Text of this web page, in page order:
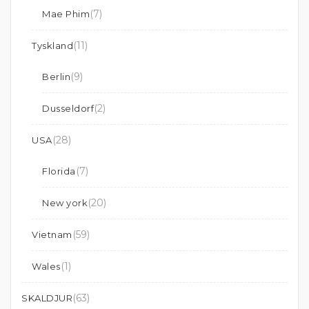
Mae Phim(7)
Tyskland(11)
Berlin(9)
Dusseldorf(2)
USA(28)
Florida (7)
New york(20)
Vietnam (59)
Wales(1)
SKALDJUR(63)